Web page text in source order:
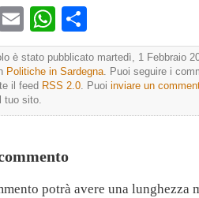
TwitterEmailWhatsApp
è stato pubblicato martedì, 1 Febbraio
Politiche in Sardegna. Puoi seguire i
il feed RSS 2.0. Puoi inviare un
tuo sito.
potrà avere una lunghezza